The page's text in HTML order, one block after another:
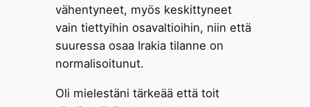
vähentyneet, myös keskittyneet
vain tiettyihin osavaltioihin, niin että
suuressa osaa Irakia tilanne on
normalisoitunut.
Oli mielestäni tärkeää että toit